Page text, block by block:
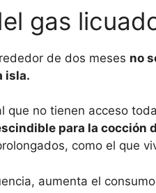
gas
de dos meses no
isla.
que no tienen acceso
para la cocción
como el que
aumenta el